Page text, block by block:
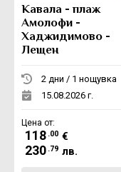
Кавала - плаж
Амолофи -
Хаджидимово -
Лещен
2 дни / 1 нощувка
15.08.2026 г.
Цена от:
118 .00 €
230 .79 лв.